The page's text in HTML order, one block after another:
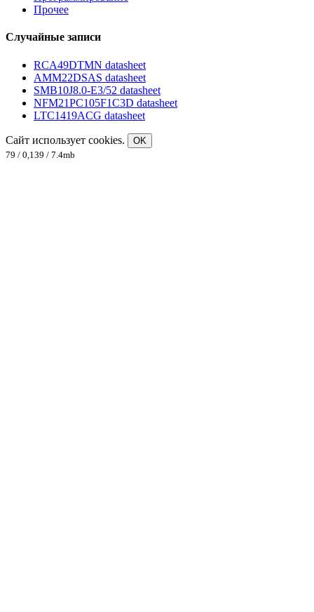
Прочее
Случайные записи
RCA49DTMN datasheet
AMM22DSAS datasheet
SMB10J8.0-E3/52 datasheet
NFM21PC105F1C3D datasheet
LTC1419ACG datasheet
Сайт использует cookies.
OK
79 / 0,139 / 7.4mb